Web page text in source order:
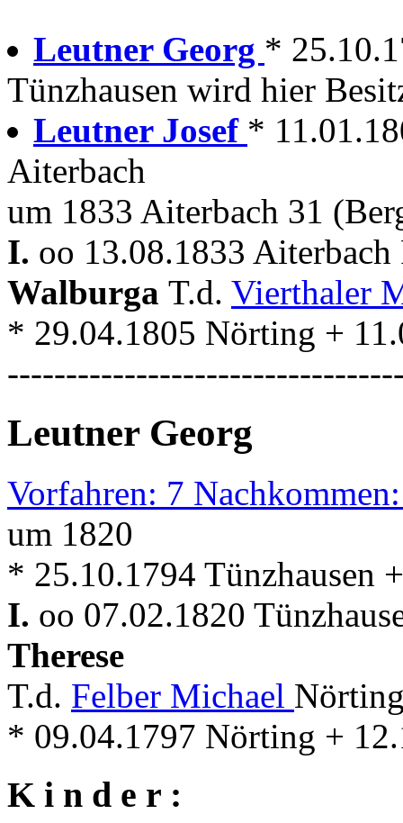
Leutner Georg *
Tünzhausen wird hier
Leutner Josef *
Aiterbach
um 1833 Aiterbach 31
I. oo 13.08.1833
Walburga T.d. Vierthaler
* 29.04.1805 Nörting +
Leutner Georg
Vorfahren: 7
um 1820
* 25.10.1794 Tünzhausen
I. oo 07.02.1820
Therese
T.d. Felber Michael
* 09.04.1797 Nörting +
K i n d e r :